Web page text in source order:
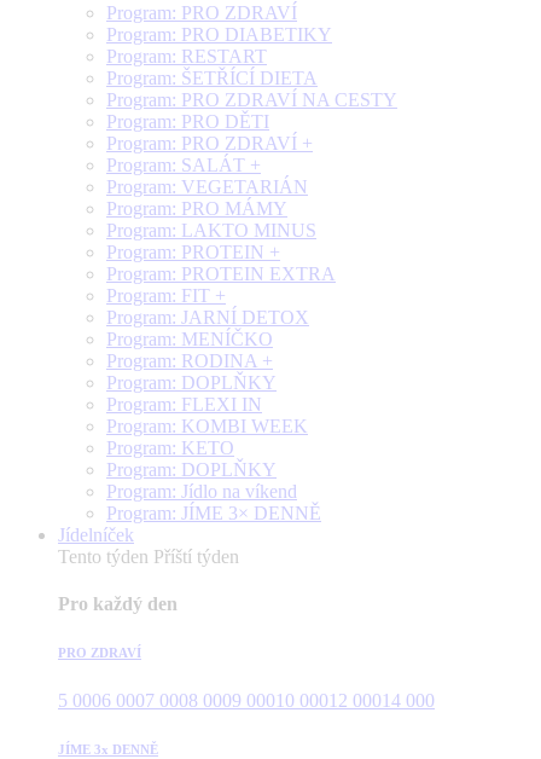
Program: PRO ZDRAVÍ
Program: PRO DIABETIKY
Program: RESTART
Program: ŠETŘÍCÍ DIETA
Program: PRO ZDRAVÍ NA CESTY
Program: PRO DĚTI
Program: PRO ZDRAVÍ +
Program: SALÁT +
Program: VEGETARIÁN
Program: PRO MÁMY
Program: LAKTO MINUS
Program: PROTEIN +
Program: PROTEIN EXTRA
Program: FIT +
Program: JARNÍ DETOX
Program: MENÍČKO
Program: RODINA +
Program: DOPLŇKY
Program: FLEXI IN
Program: KOMBI WEEK
Program: KETO
Program: DOPLŇKY
Program: Jídlo na víkend
Program: JÍME 3× DENNĚ
Jídelníček
Tento týden Příští týden
Pro každý den
PRO ZDRAVÍ
5 0006 0007 0008 0009 00010 00012 00014 000
JÍME 3x DENNĚ